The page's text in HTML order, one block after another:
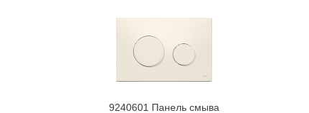
9240601 Панель смыва